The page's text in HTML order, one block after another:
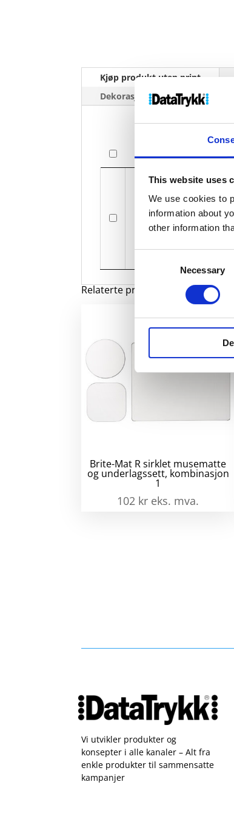
This website uses
We use cookies to
information about
other information
Selection
Necessary
Kjøp produkt uten print
Dekorasjonpriser
Bilde
Bilde
Relaterte produkter
Brite-Mat R sirklet musematte
og underlagssett, kombinasjon
1
102 kr eks. mva.
Vi utvikler produkter og
konsepter i alle kanaler – Alt fra
enkle produkter til sammensatte
kampanjer